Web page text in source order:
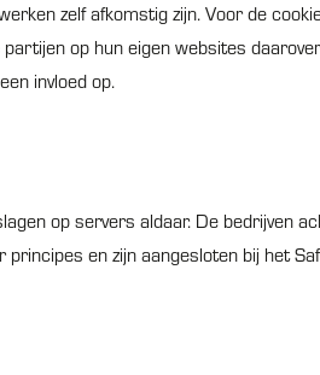
zelf afkomstig zijn. Voor de
op hun eigen websites
invloed op.
op servers aldaar. De bedrijven
en zijn aangesloten bij het